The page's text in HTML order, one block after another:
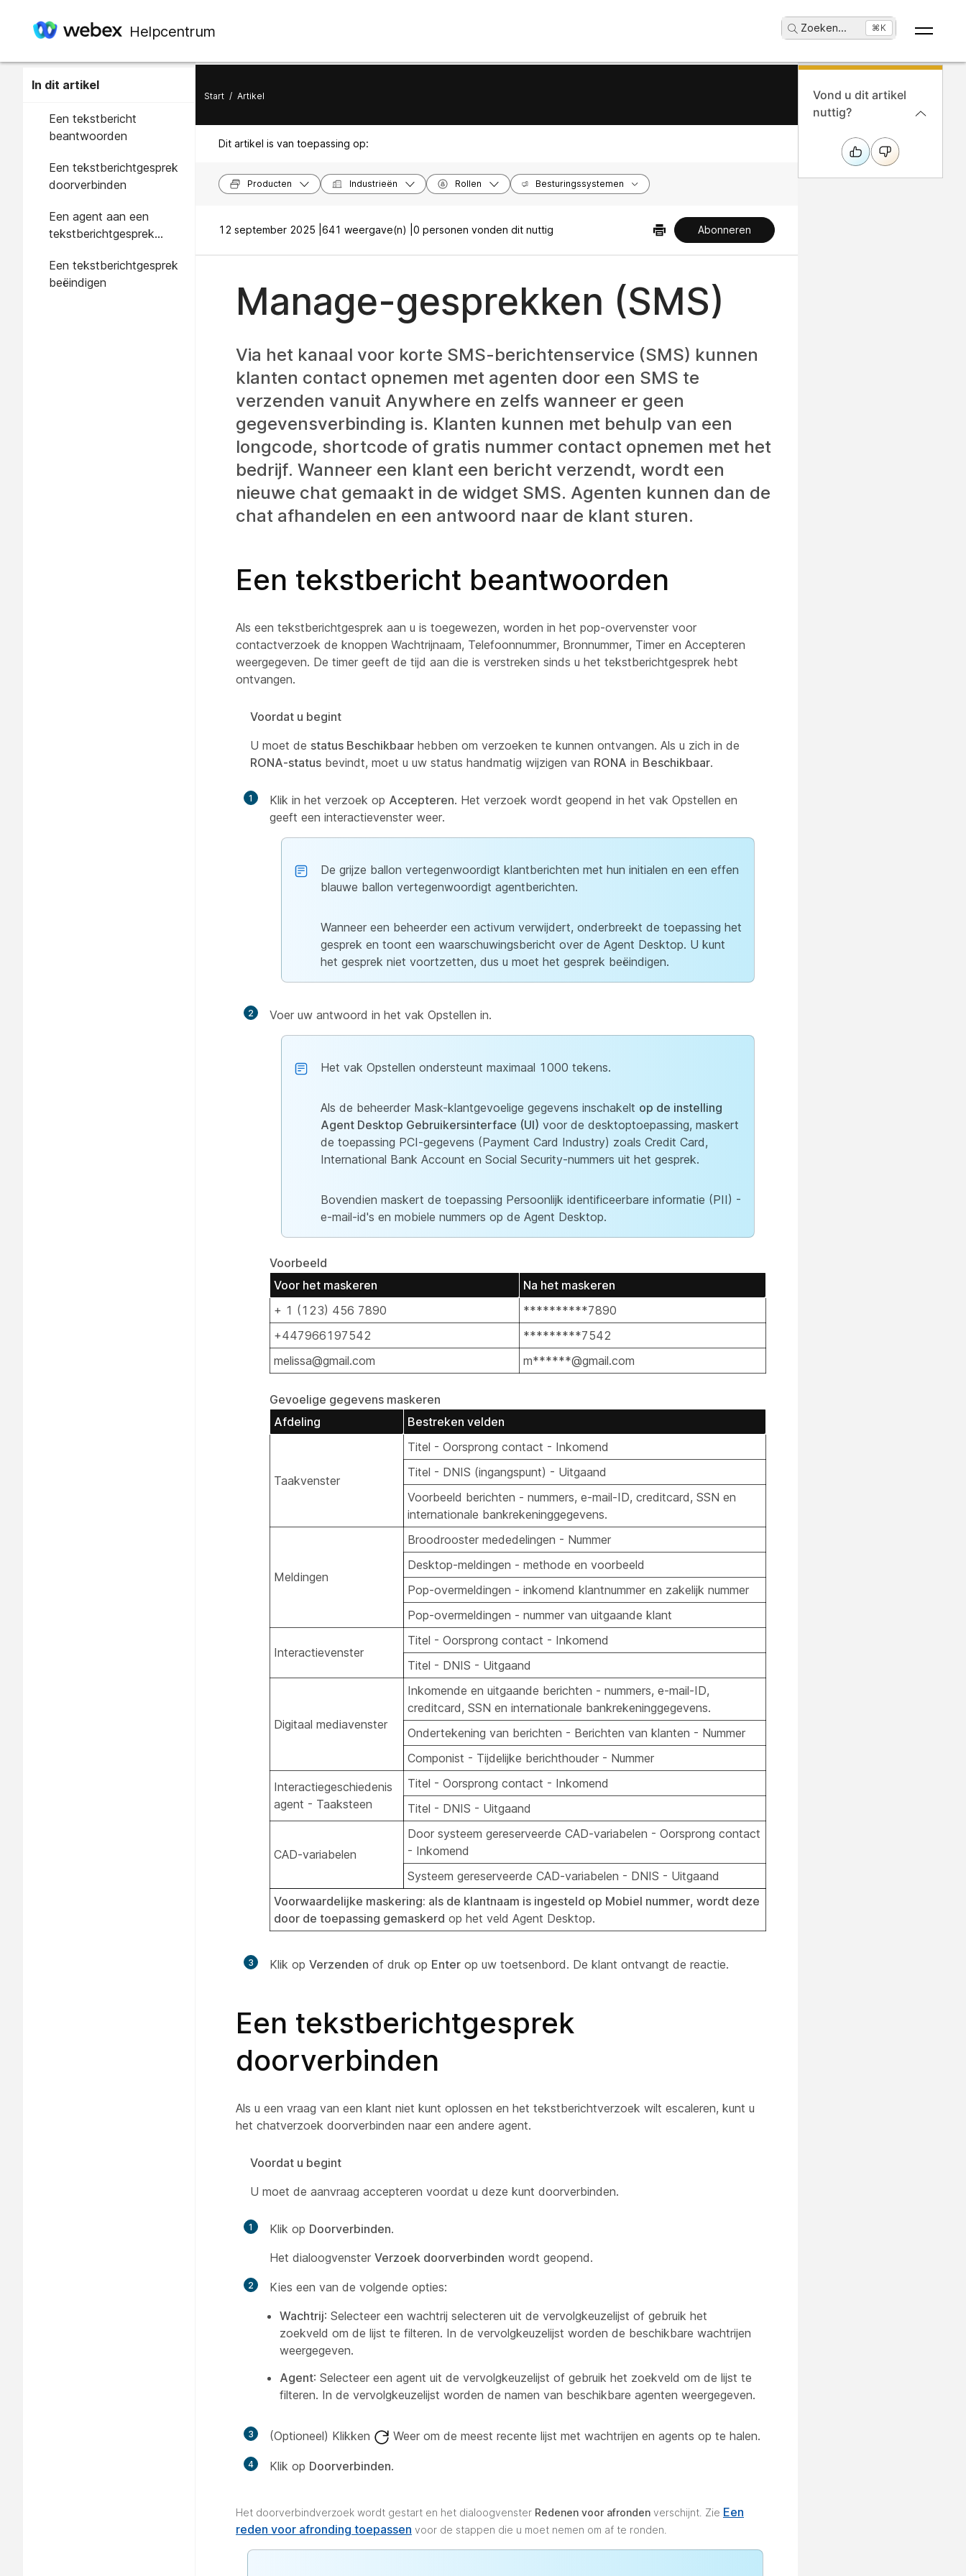
Helpcentrum Zoeken... ⌘K
In dit artikel
Een tekstbericht
beantwoorden
Een tekstberichtgesprek
doorverbinden
Een agent aan een
tekstberichtgesprek
Een tekstberichtgesprek
beëindigen
Start / Artikel
Dit artikel is van toepassing op:
Producten Industrieën Rollen Besturingssystemen
12 september 2025 | 641 weergave(n) | 0 personen vonden dit nuttig Abonneren
Manage-gesprekken (SMS)
Via het kanaal voor korte SMS-berichtenservice (SMS) kunnen
klanten contact opnemen met agenten door een SMS te
verzenden vanuit Anywhere en zelfs wanneer er geen
gegevensverbinding is. Klanten kunnen met behulp van een
longcode, shortcode of gratis nummer contact opnemen met het
bedrijf. Wanneer een klant een bericht verzendt, wordt een
nieuwe chat gemaakt in de widget SMS. Agenten kunnen dan de
chat afhandelen en een antwoord naar de klant sturen.
Een tekstbericht beantwoorden
Als een tekstberichtgesprek aan u is toegewezen, worden in het pop-overvenster voor
contactverzoek de knoppen Wachtrijnaam, Telefoonnummer, Bronnummer, Timer en Accepteren
weergegeven. De timer geeft de tijd aan die is verstreken sinds u het tekstberichtgesprek hebt
ontvangen.
Voordat u begint
U moet de status Beschikbaar hebben om verzoeken te kunnen ontvangen. Als u zich in de
RONA-status bevindt, moet u uw status handmatig wijzigen van RONA in Beschikbaar.
1 Klik in het verzoek op Accepteren. Het verzoek wordt geopend in het vak Opstellen en
geeft een interactievenster weer.
De grijze ballon vertegenwoordigt klantberichten met hun initialen en een effen
blauwe ballon vertegenwoordigt agentberichten.
Wanneer een beheerder een activum verwijdert, onderbreekt de toepassing het
gesprek en toont een waarschuwingsbericht over de Agent Desktop. U kunt
het gesprek niet voortzetten, dus u moet het gesprek beëindigen.
2 Voer uw antwoord in het vak Opstellen in.
Het vak Opstellen ondersteunt maximaal 1000 tekens.
Als de beheerder Mask-klantgevoelige gegevens inschakelt op de instelling
Agent Desktop Gebruikersinterface (UI) voor de desktoptoepassing, maskert
de toepassing PCI-gegevens (Payment Card Industry) zoals Credit Card,
International Bank Account en Social Security-nummers uit het gesprek.
Bovendien maskert de toepassing Persoonlijk identificeerbare informatie (PII) -
e-mail-id's en mobiele nummers op de Agent Desktop.
Voorbeeld
Voor het maskeren
Na het maskeren
+ 1 (123) 456 7890
**********7890
+447966197542
*********7542
melissa@gmail.com
m******@gmail.com
Gevoelige gegevens maskeren
Afdeling
Bestreken velden
Taakvenster
Titel - Oorsprong contact - Inkomend
Titel - DNIS (ingangspunt) - Uitgaand
Voorbeeld berichten - nummers, e-mail-ID, creditcard, SSN en
internationale bankrekeninggegevens.
Meldingen
Broodrooster mededelingen - Nummer
Desktop-meldingen - methode en voorbeeld
Pop-overmeldingen - inkomend klantnummer en zakelijk nummer
Pop-overmeldingen - nummer van uitgaande klant
Interactievenster
Titel - Oorsprong contact - Inkomend
Titel - DNIS - Uitgaand
Digitaal mediavenster
Inkomende en uitgaande berichten - nummers, e-mail-ID,
creditcard, SSN en internationale bankrekeninggegevens.
Ondertekening van berichten - Berichten van klanten - Nummer
Componist - Tijdelijke berichthouder - Nummer
Interactiegeschiedenis
agent - Taaksteen
Titel - Oorsprong contact - Inkomend
Titel - DNIS - Uitgaand
CAD-variabelen
Door systeem gereserveerde CAD-variabelen - Oorsprong contact
- Inkomend
Systeem gereserveerde CAD-variabelen - DNIS - Uitgaand
Voorwaardelijke maskering: als de klantnaam is ingesteld op Mobiel nummer, wordt deze
door de toepassing gemaskerd op het veld Agent Desktop.
3 Klik op Verzenden of druk op Enter op uw toetsenbord. De klant ontvangt de reactie.
Een tekstberichtgesprek
doorverbinden
Als u een vraag van een klant niet kunt oplossen en het tekstberichtverzoek wilt escaleren, kunt u
het chatverzoek doorverbinden naar een andere agent.
Voordat u begint
U moet de aanvraag accepteren voordat u deze kunt doorverbinden.
1 Klik op Doorverbinden.
Het dialoogvenster Verzoek doorverbinden wordt geopend.
2
Kies een van de volgende opties:
Wachtrij: Selecteer een wachtrij selecteren uit de vervolgkeuzelijst of gebruik het
zoekveld om de lijst te filteren. In de vervolgkeuzelijst worden de beschikbare wachtrijen
weergegeven.
Agent: Selecteer een agent uit de vervolgkeuzelijst of gebruik het zoekveld om de lijst te
filteren. In de vervolgkeuzelijst worden de namen van beschikbare agenten weergegeven.
3 (Optioneel) Klikken Weer om de meest recente lijst met wachtrijen en agents op te halen.
4 Klik op Doorverbinden.
Het doorverbindverzoek wordt gestart en het dialoogvenster Redenen voor afronden verschijnt. Zie Een
reden voor afronding toepassen voor de stappen die u moet nemen om af te ronden.
Vond u dit artikel
nuttig?